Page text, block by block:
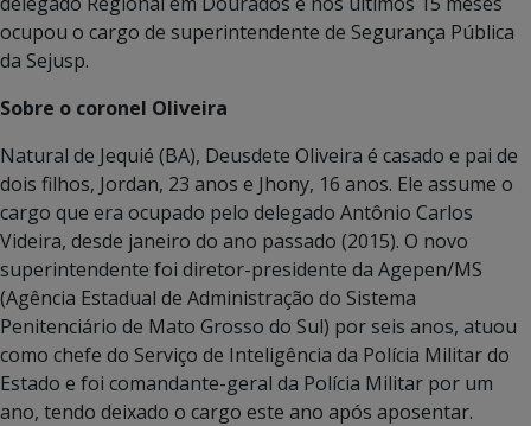
ocupou o cargo de superintendente de Segurança Pública
da Sejusp.
Sobre o coronel Oliveira
Natural de Jequié (BA), Deusdete Oliveira é casado e pai de
dois filhos, Jordan, 23 anos e Jhony, 16 anos. Ele assume o
cargo que era ocupado pelo delegado Antônio Carlos
Videira, desde janeiro do ano passado (2015). O novo
superintendente foi diretor-presidente da Agepen/MS
(Agência Estadual de Administração do Sistema
Penitenciário de Mato Grosso do Sul) por seis anos, atuou
como chefe do Serviço de Inteligência da Polícia Militar do
Estado e foi comandante-geral da Polícia Militar por um
ano, tendo deixado o cargo este ano após aposentar.